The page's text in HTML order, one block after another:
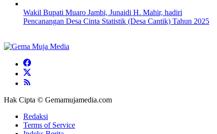
Wakil Bupati Muaro Jambi, Junaidi H. Mahir, hadiri
Pencanangan Desa Cinta Statistik (Desa Cantik) Tahun 2025
Hak Cipta © Gemamujamedia.com
Redaksi
Terms of Service